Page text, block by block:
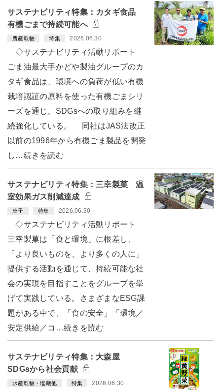
サステナビリティ特集：カタギ食品
有機ごまで持続可能へ
農産乾物 特集 2026.06.30
◇サステナビリティ活動リポート
ごま油最大手かどや製油グループのカ
タギ食品は、環境への負荷が低い有機
栽培認証の原料を使った有機ごまシリ
ーズを通じ、SDGsへの取り組みを継
続強化している。 同社はJAS法改正
以前の1996年から有機ごま製品を開発
し…続きを読む
サステナビリティ特集：三幸製菓 温
室効果ガス削減達成
菓子 特集 2026.06.30
◇サステナビリティ活動リポート
三幸製菓は「食と環境」に根差し、
「より良いものを、より多くの人に」
提供する活動を通じて、持続可能な社
会の実現を目指すことをグループを挙
げて実践している。さまざまなESG課
題がある中で、「食の安全」「環境／
安定供給／コ…続きを読む
サステナビリティ特集：大森屋
SDGsから社会貢献
水産乾物・塩蔵他 特集 2026.06.30